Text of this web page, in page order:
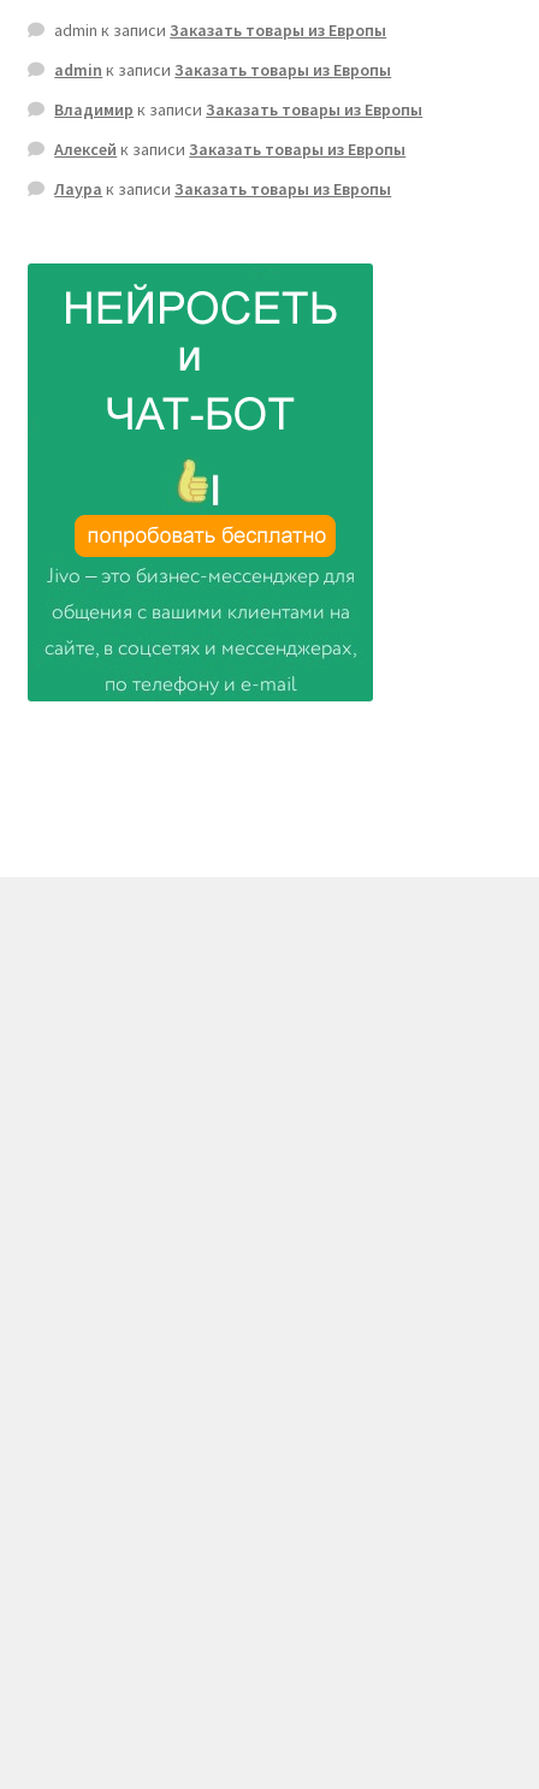
admin к записиЗаказать товары из Европы
admin к записиЗаказать товары из Европы
Владимир к записиЗаказать товары из Европы
Алексей к записиЗаказать товары из Европы
Лаура к записиЗаказать товары из Европы